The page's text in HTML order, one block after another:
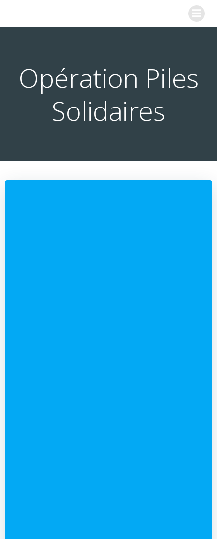
contenu
Opération Piles
Solidaires